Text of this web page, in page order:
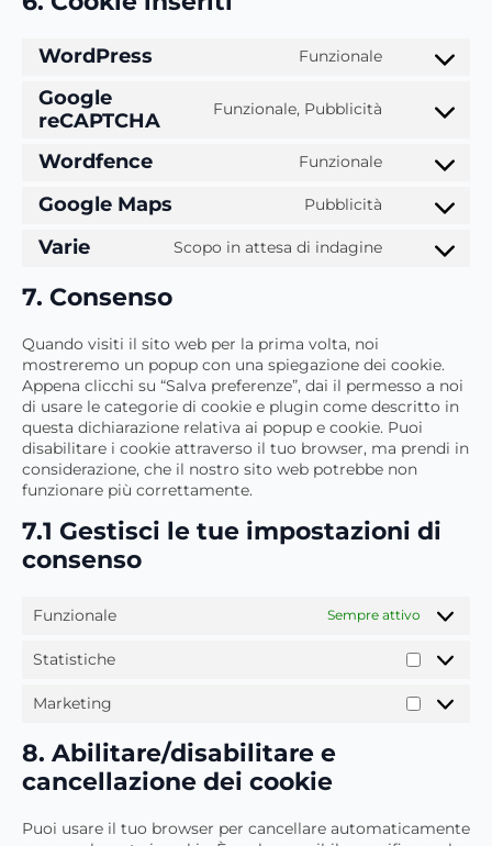
WordPress Funzionale
Consent
service
Google
reCAPTCHA
Funzionale, Pubblicità
Consent
service
recaptcha
Wordfence Funzionale
Consent
service
Google Maps Pubblicità
Consent
service
Varie Scopo in attesa di indagine
Consent
7. Consenso
Quando visiti il sito web per la prima volta, noi
mostreremo un popup con una spiegazione dei cookie.
Appena clicchi su “Salva preferenze”, dai il permesso a noi
di usare le categorie di cookie e plugin come descritto in
questa dichiarazione relativa ai popup e cookie. Puoi
disabilitare i cookie attraverso il tuo browser, ma prendi in
considerazione, che il nostro sito web potrebbe non
funzionare più correttamente.
7.1 Gestisci le tue impostazioni di
consenso
Funzionale Sempre attivo
Statistiche
Marketing
8. Abilitare/disabilitare e
cancellazione dei cookie
Puoi usare il tuo browser per cancellare automaticamente